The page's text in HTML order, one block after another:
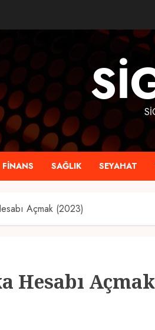
FINANS SAĞLIK SEYAHAT
Açmak (2023)
Hesabı